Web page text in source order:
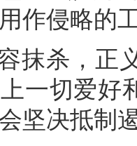
作侵略的
抹杀，正
一切爱好
坚决抵制